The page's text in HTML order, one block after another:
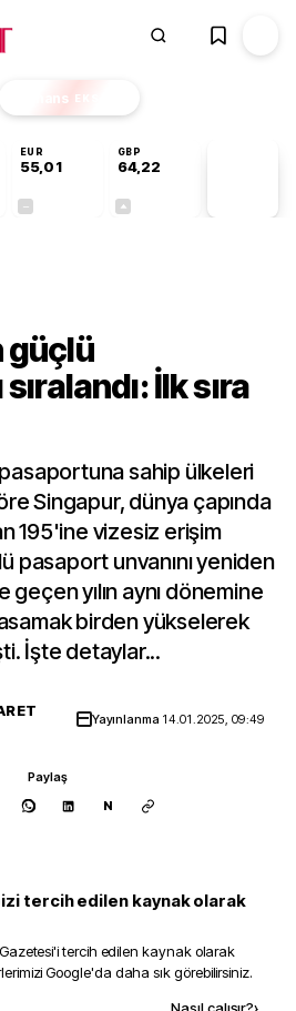
Finans EKSTRA
EUR
55,01
GBP
64,22
güçlü
İlk sıra
sahip ülkeleri
Singapur, dünya çapında
195'ine vizesiz erişim
pasaport unvanını yeniden
yılın aynı dönemine
birden yükselerek
İşte detaylar...
Yayınlanma 14.01.2025, 09:49
Paylaş
N
tercih edilen kaynak olarak
'i tercih edilen kaynak olarak
Google'da daha sık görebilirsiniz.